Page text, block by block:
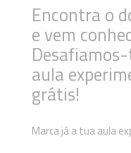
Encontra o
e vem
aula
grátis!
Marca já a tua aula